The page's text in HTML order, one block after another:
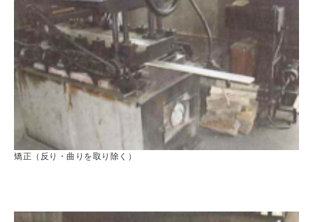
矯正（反り・曲りを取り除く）